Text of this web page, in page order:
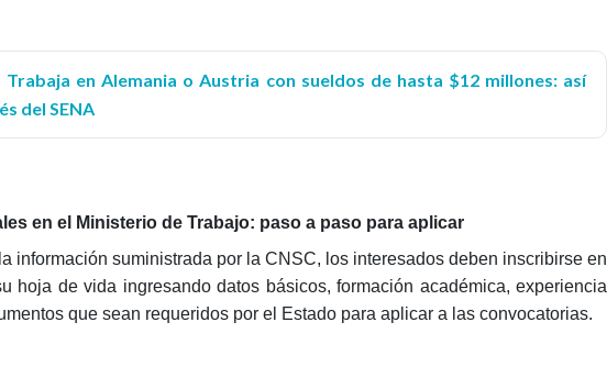
Trabaja en Alemania o Austria con sueldos de hasta $12 millones: así
del SENA
en el Ministerio de Trabajo: paso a paso para aplicar
información suministrada por la CNSC, los interesados deben inscribirse en
hoja de vida ingresando datos básicos, formación académica, experiencia
que sean requeridos por el Estado para aplicar a las convocatorias.